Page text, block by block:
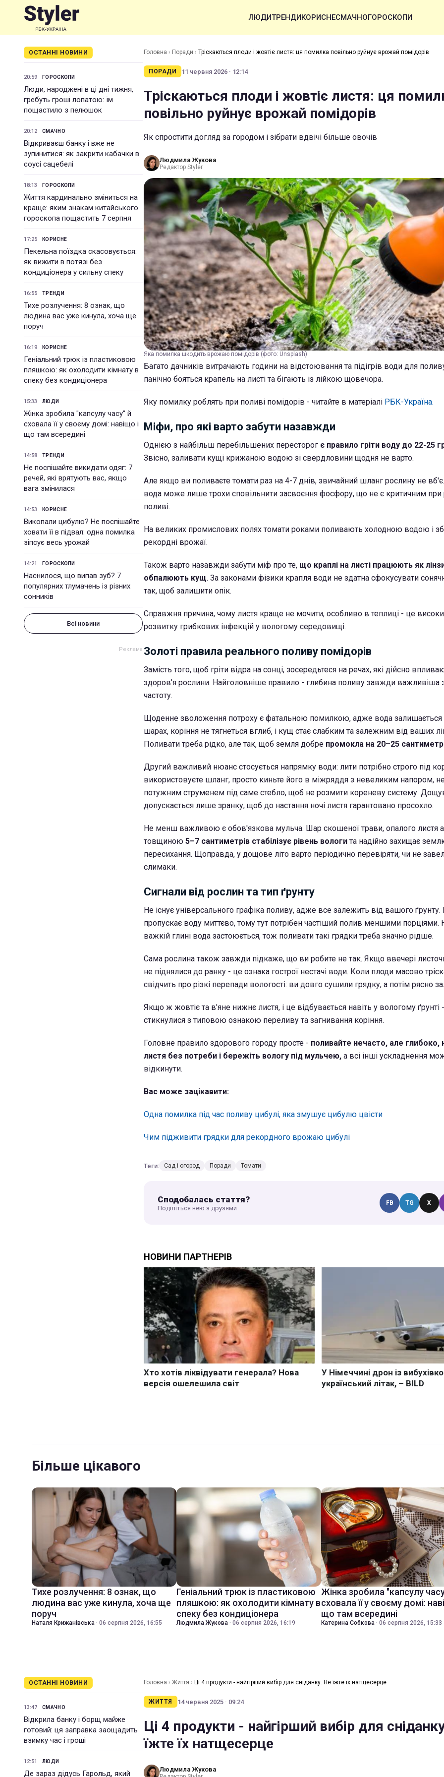
ЛЮДИТРЕНДИКОРИСНЕСМАЧНОГОРОСКОПИ
ОСТАННІ НОВИНИ
20:59 ГОРОСКОПИ
Люди, народжені в ці дні тижня,
гребуть гроші лопатою: їм
пощастило з пелюшок
20:12 СМАЧНО
Відкриваєш банку і вже не
зупинитися: як закрити кабачки в
соусі сацебелі
18:13 ГОРОСКОПИ
Життя кардинально зміниться на
краще: яким знакам китайського
гороскопа пощастить 7 серпня
17:25 КОРИСНЕ
Пекельна поїздка скасовується:
як вижити в потязі без
кондиціонера у сильну спеку
16:55 ТРЕНДИ
Тихе розлучення: 8 ознак, що
людина вас уже кинула, хоча ще
поруч
16:19 КОРИСНЕ
Геніальний трюк із пластиковою
пляшкою: як охолодити кімнату в
спеку без кондиціонера
15:33 ЛЮДИ
Жінка зробила "капсулу часу" й
сховала її у своєму домі: навіщо і
що там всередині
14:58 ТРЕНДИ
Не поспішайте викидати одяг: 7
речей, які врятують вас, якщо
вага змінилася
14:53 КОРИСНЕ
Викопали цибулю? Не поспішайте
ховати її в підвал: одна помилка
зіпсує весь урожай
14:21 ГОРОСКОПИ
Наснилося, що випав зуб? 7
популярних тлумачень із різних
сонників
Всі новини
Головна › Поради › Тріскаються плоди і жовтіє листя: ця помилка повільно руйнує врожай помідорів
ПОРАДИ 11 червня 2026 · 12:14
Тріскаються плоди і жовтіє листя: ця
повільно руйнує врожай помідорів
Як спростити догляд за городом і зібрати вдвічі більше овочів
Людмила Жукова
Редактор Styler
Яка помилка шкодить врожаю помідорів (фото: Unsplash)
Багато дачників витрачають години на відстоювання та підігрів води для
панічно бояться крапель на листі та бігають із лійкою щовечора.
Яку помилку роблять при поливі помідорів - читайте в матеріалі РБК-Україна.
Міфи, про які варто забути назавжди
Однією з найбільш перебільшених пересторог є правило гріти воду до 22-25
Звісно, заливати кущі крижаною водою зі свердловини щодня не варто.
Але якщо ви поливаєте томати раз на 4-7 днів, звичайний шланг рослину не
вода може лише трохи сповільнити засвоєння фосфору, що не є критичним при
поливі.
На великих промислових полях томати роками поливають холодною водою і
рекордні врожаї.
Також варто назавжди забути міф про те, що краплі на листі працюють як
обпалюють кущ. За законами фізики крапля води не здатна сфокусувати
так, щоб залишити опік.
Справжня причина, чому листя краще не мочити, особливо в теплиці - це
розвитку грибкових інфекцій у вологому середовищі.
Золоті правила реального поливу помідорів
Замість того, щоб гріти відра на сонці, зосередьтеся на речах, які дійсно
здоров'я рослини. Найголовніше правило - глибина поливу завжди важливіша
частоту.
Щоденне зволоження потроху є фатальною помилкою, адже вода залишається
шарах, коріння не тягнеться вглиб, і кущ стає слабким та залежним від ваших
Поливати треба рідко, але так, щоб земля добре промокла на 20–25
Другий важливий нюанс стосується напрямку води: лити потрібно строго під
використовуєте шланг, просто киньте його в міжряддя з невеликим напором,
потужним струменем під саме стебло, щоб не розмити кореневу систему.
допускається лише зранку, щоб до настання ночі листя гарантовано просохло.
Не менш важливою є обов'язкова мульча. Шар скошеної трави, опалого листя
товщиною 5–7 сантиметрів стабілізує рівень вологи та надійно захищає
пересихання. Щоправда, у дощове літо варто періодично перевіряти, чи не
слимаки.
Сигнали від рослин та тип ґрунту
Не існує універсального графіка поливу, адже все залежить від вашого ґрунту.
пропускає воду миттєво, тому тут потрібен частіший полив меншими порціями.
важкій глині вода застоюється, тож поливати такі грядки треба значно рідше.
Сама рослина також завжди підкаже, що ви робите не так. Якщо ввечері
не піднялися до ранку - це ознака гострої нестачі води. Коли плоди масово
свідчить про різкі перепади вологості: ви довго сушили грядку, а потім рясно
Якщо ж жовтіє та в'яне нижнє листя, і це відбувається навіть у вологому ґрунті
стикнулися з типовою ознакою переливу та загнивання коріння.
Головне правило здорового городу просте - поливайте нечасто, але глибоко,
листя без потреби і бережіть вологу під мульчею, а всі інші ускладнення
відкинути.
Вас може зацікавити:
Одна помилка під час поливу цибулі, яка змушує цибулю цвісти
Чим підживити грядки для рекордного врожаю цибулі
Теги: Сад і огород Поради Томати
Сподобалась стаття?
Поділіться нею з друзями
FB TG X
Більше цікавого
Тихе розлучення: 8 ознак, що
людина вас уже кинула, хоча ще
поруч
Наталя Крижанівська · 06 серпня 2026, 16:55
Геніальний трюк із пластиковою
пляшкою: як охолодити кімнату в
спеку без кондиціонера
Людмила Жукова · 06 серпня 2026, 16:19
Жінка зробила "капсулу
сховала її у своєму домі:
що там всередині
Катерина Собкова · 06 серпня 2026, 15:33
ОСТАННІ НОВИНИ
13:47 СМАЧНО
Відкрила банку і борщ майже
готовий: ця заправка заощадить
взимку час і гроші
12:51 ЛЮДИ
Де зараз дідусь Гарольд, який
Головна › Життя › Ці 4 продукти - найгірший вибір для сніданку. Не їжте їх натщесерце
ЖИТТЯ 14 червня 2025 · 09:24
Ці 4 продукти - найгірший вибір для
їжте їх натщесерце
Людмила Жукова